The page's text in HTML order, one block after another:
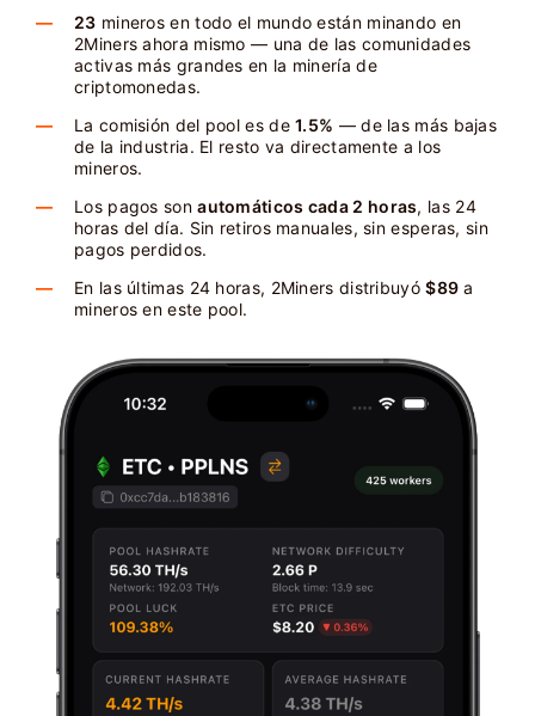
23 mineros en todo el mundo están minando en
2Miners ahora mismo — una de las comunidades
activas más grandes en la minería de
criptomonedas.
La comisión del pool es de1.5% — de las más bajas
de la industria. El resto va directamente a los
mineros.
Los pagos sonautomáticos cada 2 horas, las 24
horas del día. Sin retiros manuales, sin esperas, sin
pagos perdidos.
En las últimas 24 horas, 2Miners distribuyó$89 a
mineros en este pool.